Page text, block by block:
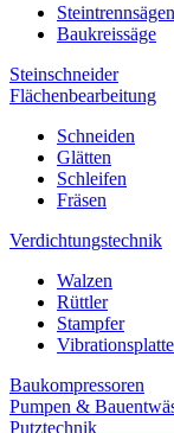
Steintrennsägen
Baukreissäge
Steinschneider
Flächenbearbeitung
Schneiden
Glätten
Schleifen
Fräsen
Verdichtungstechnik
Walzen
Rüttler
Stampfer
Baukompressoren
Pumpen &
Putztechnik